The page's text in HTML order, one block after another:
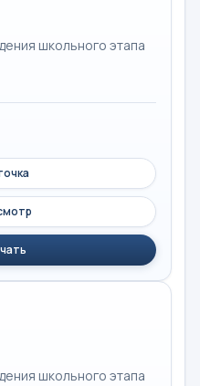
школьного этапа
школьного этапа